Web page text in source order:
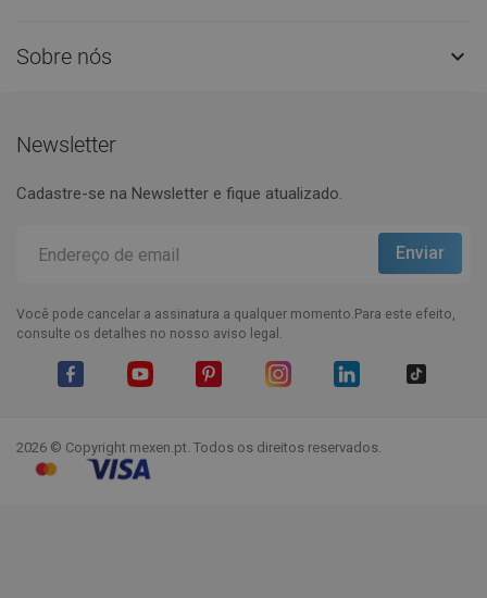
Sobre nós 
Newsletter
Cadastre-se na Newsletter e fique atualizado.
Você pode cancelar a assinatura a qualquer momento.Para este efeito,
consulte os detalhes no nosso aviso legal.
2026 © Copyright mexen.pt. Todos os direitos reservados.